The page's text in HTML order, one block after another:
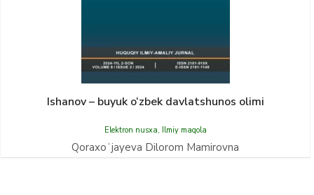
Ishanov – buyuk o‘zbek davlatshunos olimi
Elektron nusxa, Ilmiy maqola
Qoraxoʻjayeva Dilorom Mamirovna